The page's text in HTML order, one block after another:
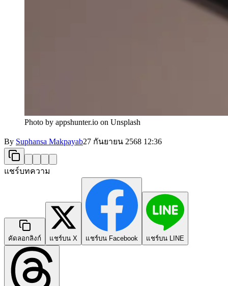
Photo by appshunter.io on Unsplash
By Suphansa Makpayab27 กันยายน 2568 12:36
แชร์บทความ
คัดลอกลิงก์ แชร์บน X แชร์บน Facebook แชร์บน LINE